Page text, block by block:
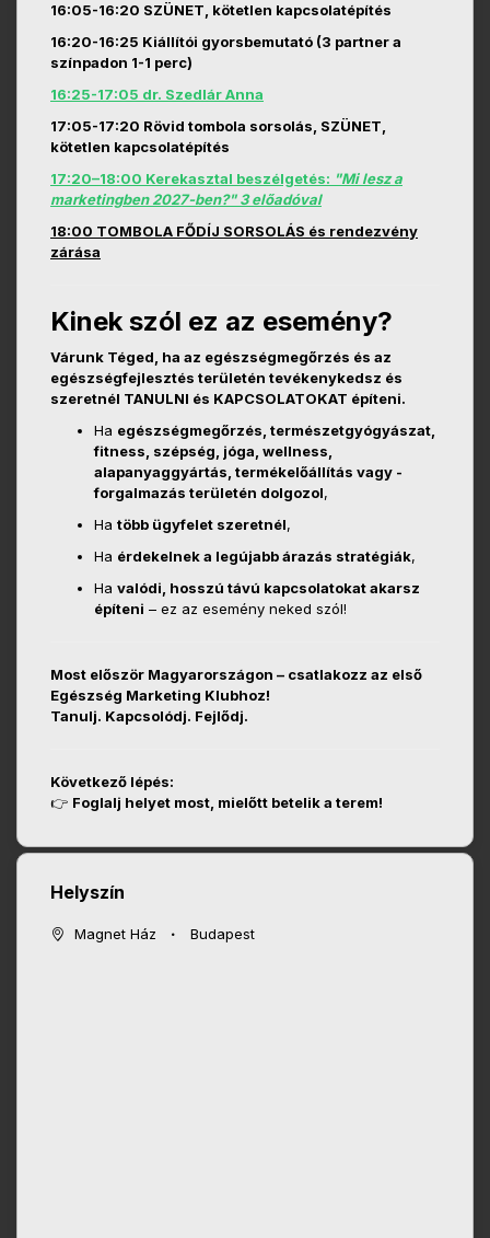
16:05-16:20 SZÜNET, kötetlen kapcsolatépítés
16:20-16:25 Kiállítói gyorsbemutató (3 partner a
színpadon 1-1 perc)
16:25-17:05 dr. Szedlár Anna
17:05-17:20 Rövid tombola sorsolás, SZÜNET,
kötetlen kapcsolatépítés
17:20–18:00 Kerekasztal beszélgetés: "Mi lesz a
marketingben 2027-ben?" 3 előadóval
18:00 TOMBOLA FŐDÍJ SORSOLÁS és rendezvény
zárása
Kinek szól ez az esemény?
Várunk Téged, ha az egészségmegőrzés és az
egészségfejlesztés területén tevékenykedsz és
szeretnél TANULNI és KAPCSOLATOKAT építeni.
Ha egészségmegőrzés, természetgyógyászat,
fitness, szépség, jóga, wellness,
alapanyaggyártás, termékelőállítás vagy -
forgalmazás területén dolgozol,
Ha több ügyfelet szeretnél,
Ha érdekelnek a legújabb árazás stratégiák,
Ha valódi, hosszú távú kapcsolatokat akarsz
építeni – ez az esemény neked szól!
Most először Magyarországon – csatlakozz az első
Egészség Marketing Klubhoz!
Tanulj. Kapcsolódj. Fejlődj.
Következő lépés:
👉 Foglalj helyet most, mielőtt betelik a terem!
Helyszín
Magnet Ház Budapest